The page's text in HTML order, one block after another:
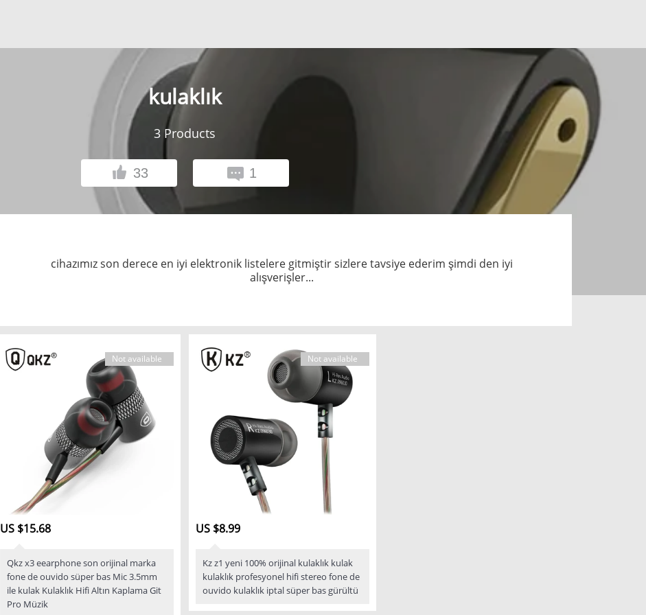
kulaklık
3 Products
33 1
cihazımız son derece en iyi elektronik listelere gitmiştir sizlere tavsiye ederim şimdi den iyi
alışverişler...
Not available
US $15.68
Qkz x3 eearphone son orijinal marka
fone de ouvido süper bas Mic 3.5mm
ile kulak Kulaklık Hifi Altın Kaplama Git
Pro Müzik
Not available
US $8.99
Kz z1 yeni 100% orijinal kulaklık kulak
kulaklık profesyonel hifi stereo fone de
ouvido kulaklık iptal süper bas gürültü